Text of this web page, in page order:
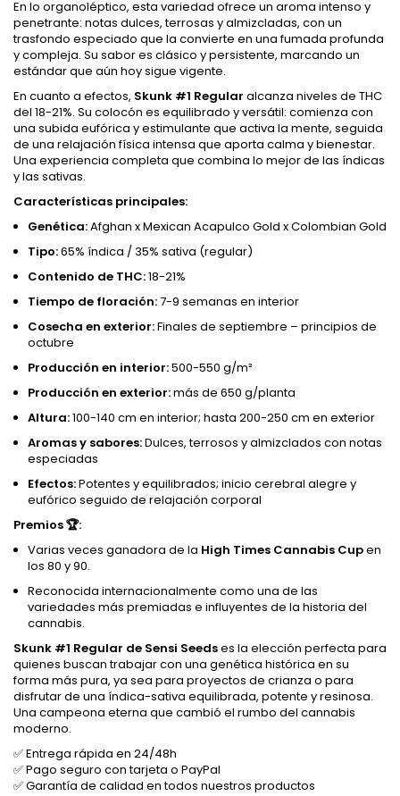
En lo organoléptico, esta variedad ofrece un aroma intenso y
penetrante: notas dulces, terrosas y almizcladas, con un
trasfondo especiado que la convierte en una fumada profunda
y compleja. Su sabor es clásico y persistente, marcando un
estándar que aún hoy sigue vigente.
En cuanto a efectos, Skunk #1 Regular alcanza niveles de THC
del 18-21%. Su colocón es equilibrado y versátil: comienza con
una subida eufórica y estimulante que activa la mente, seguida
de una relajación física intensa que aporta calma y bienestar.
Una experiencia completa que combina lo mejor de las índicas
y las sativas.
Características principales:
Genética:Afghan x Mexican Acapulco Gold x Colombian Gold
Tipo:65% índica / 35% sativa (regular)
Contenido de THC:18-21%
Tiempo de floración:7-9 semanas en interior
Cosecha en exterior:Finales de septiembre – principios de
octubre
Producción en interior:500-550 g/m²
Producción en exterior:más de 650 g/planta
Altura:100-140 cm en interior; hasta 200-250 cm en exterior
Aromas y sabores:Dulces, terrosos y almizclados con notas
especiadas
Efectos:Potentes y equilibrados; inicio cerebral alegre y
eufórico seguido de relajación corporal
Premios 🏆:
Varias veces ganadora de la High Times Cannabis Cupen
los 80 y 90.
Reconocida internacionalmente como una de las
variedades más premiadas e influyentes de la historia del
cannabis.
Skunk #1 Regular de Sensi Seedses la elección perfecta para
quienes buscan trabajar con una genética histórica en su
forma más pura, ya sea para proyectos de crianza o para
disfrutar de una índica-sativa equilibrada, potente y resinosa.
Una campeona eterna que cambió el rumbo del cannabis
moderno.
✅ Entrega rápida en 24/48h
✅ Pago seguro con tarjeta o PayPal
✅ Garantía de calidad en todos nuestros productos